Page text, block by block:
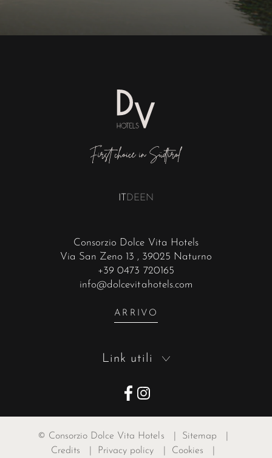
Consorzio Dolce Vita Hotels
Via San Zeno 13 , 39025 Naturno
+39 0473 720165
info@dolcevitahotels.com
ARRIVO
DEEN
Link utili
© Consorzio Dolce Vita Hotels Sitemap
Credits
Privacy policy Cookies